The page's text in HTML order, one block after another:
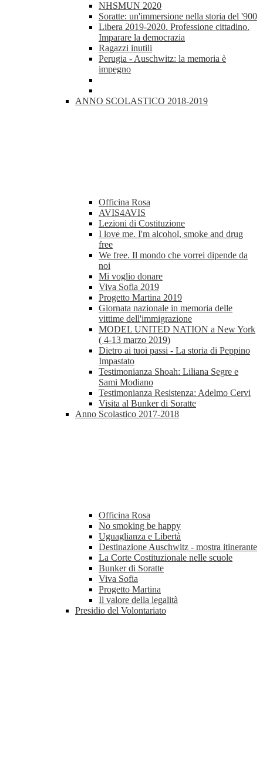
NHSMUN 2020
Soratte: un'immersione nella storia del '900
Libera 2019-2020. Professione cittadino.
Imparare la democrazia
Ragazzi inutili
Perugia - Auschwitz: la memoria è
impegno
ANNO SCOLASTICO 2018-2019
Officina Rosa
AVIS4AVIS
Lezioni di Costituzione
I love me. I'm alcohol, smoke and drug
free
We free. Il mondo che vorrei dipende da
noi
Mi voglio donare
Viva Sofia 2019
Progetto Martina 2019
Giornata nazionale in memoria delle
vittime dell'immigrazione
MODEL UNITED NATION a New York
( 4-13 marzo 2019)
Dietro ai tuoi passi - La storia di Peppino
Impastato
Testimonianza Shoah: Liliana Segre e
Sami Modiano
Testimonianza Resistenza: Adelmo Cervi
Visita al Bunker di Soratte
Anno Scolastico 2017-2018
Officina Rosa
No smoking be happy
Uguaglianza e Libertà
Destinazione Auschwitz - mostra itinerante
La Corte Costituzionale nelle scuole
Bunker di Soratte
Viva Sofia
Progetto Martina
Il valore della legalità
Presidio del Volontariato